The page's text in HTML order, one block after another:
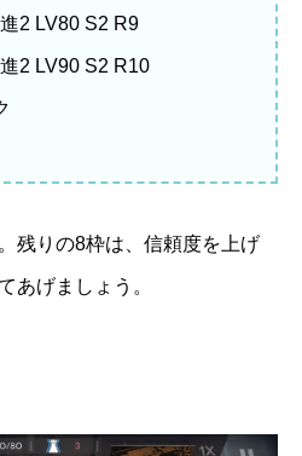
S2 R9
2 LV90 S2 R10
残りの8枠は、信頼度を上げ
あげましょう。